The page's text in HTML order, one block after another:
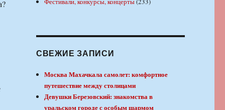
СВЕЖИЕ ЗАПИСИ
Москва Махачкала самолет: комфортное
путешествие между столицами
Девушки Березовский: знакомства в
уральском городе с особым шармом